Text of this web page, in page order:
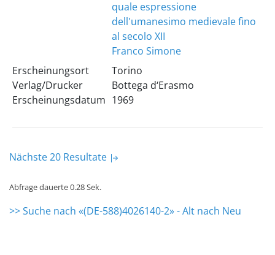
quale espressione
dell'umanesimo medievale fino
al secolo XII
Franco Simone
Erscheinungsort
Verlag/Drucker
Erscheinungsdatum
Torino
Bottega d‘Erasmo
1969
Nächste 20 Resultate
Abfrage dauerte 0.28 Sek.
>> Suche nach «(DE-588)4026140-2» - Alt nach Neu